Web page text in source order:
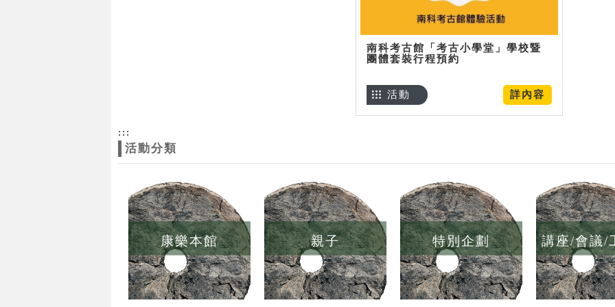
南科考古館「考古小學堂」學校暨
團體套裝行程預約
詳內容
活動
:::
活動分類
康樂本館 親子 特別企劃 講座/會議/